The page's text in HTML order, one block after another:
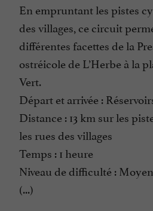
En empruntant les pistes
des villages, ce circuit
différentes facettes de la
ostréicole de L’Herbe à la
Vert.
Départ et arrivée :
Distance : 13 km sur les
les rues des villages
Temps : 1 heure
Niveau de difficulté :
(...)